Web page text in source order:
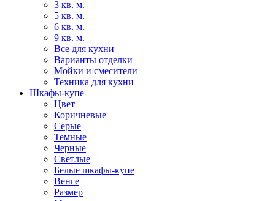
3 кв. м.
5 кв. м.
6 кв. м.
9 кв. м.
Все для кухни
Варианты отделки
Мойки и смесители
Техника для кухни
Шкафы-купе
Цвет
Коричневые
Серые
Темные
Черные
Светлые
Белые шкафы-купе
Венге
Размер